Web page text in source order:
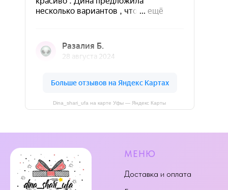
Dina_shari_ufa на карте Уфы — Яндекс Карты
МЕНЮ
Доставка и оплата